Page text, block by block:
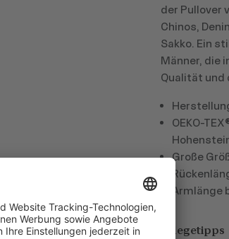
der Pullover
Chinos,
Sakko. Ein
Männer, die
Qualität und
OEKO-
Große
Armlänge
Pflegetipps